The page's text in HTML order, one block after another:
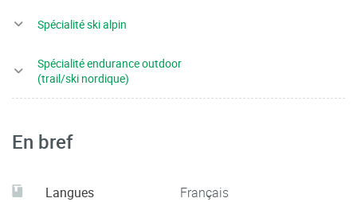
Spécialité ski alpin
Spécialité endurance outdoor
(trail/ski nordique)
En bref
Langues
Français